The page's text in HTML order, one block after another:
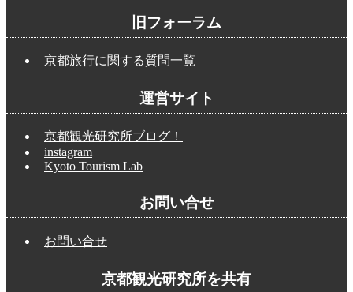
旧フォーラム
京都旅行に関する質問一覧
運営サイト
京都観光研究所ブログ！
instagram
Kyoto Tourism Lab
お問い合せ
お問い合せ
京都観光研究所を共有